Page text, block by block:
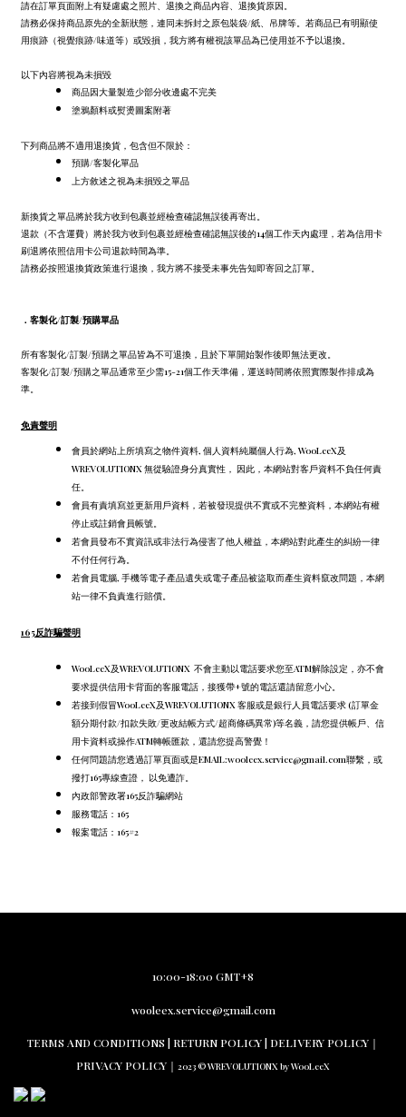
請在訂單頁面附上有疑慮處之照片、退換之商品內容、退換貨原因。
請務必保持商品原先的全新狀態，連同未拆封之原包裝袋/紙、吊牌等。若商品已有明顯使
用痕跡（視覺痕跡/味道等）或毀損，我方將有權視該單品為已使用並不予以退換。
以下內容將視為未損毀
商品因大量製造少部分收邊處不完美
塗鴉顏料或熨燙圖案附著
下列商品將不適用退換貨，包含但不限於：
預購/客製化單品
上方敘述之視為未損毀之單品
新換貨之單品將於我方收到包裹並經檢查確認無誤後再寄出。
退款（不含運費）將於我方收到包裹並經檢查確認無誤後的14個工作天內處理，若為信用卡
刷退將依照信用卡公司退款時間為準。
請務必按照退換貨政策進行退換，我方將不接受未事先告知即寄回之訂單。
． 客製化/訂製/預購單品
所有客製化/訂製/預購之單品皆為不可退換，且於下單開始製作後即無法更改。
客製化/訂製/預購之單品通常至少需15-21個工作天準備，運送時間將依照實際製作排成為
準。
免責聲明
會員於網站上所填寫之物件資料, 個人資料純屬個人行為, WooLeeX及
WREVOLUTIONX 無從驗證身分真實性， 因此，本網站對客戶資料不負任何責
任。
會員有責填寫並更新用戶資料，若被發現提供不實或不完整資料，本網站有權
停止或註銷會員帳號。
若會員發布不實資訊或非法行為侵害了他人權益，本網站對此產生的糾紛一律
不付任何行為。
若會員電腦, 手機等電子產品遺失或電子產品被盜取而產生資料竄改問題，本網
站一律不負責進行賠償。
165反詐騙聲明
WooLeeX及WREVOLUTIONX 不會主動以電話要求您至ATM解除設定， 亦不會
要求提供信用卡背面的客服電話， 接獲帶+號的電話還請留意小心。
若接到假冒WooLeeX及WREVOLUTIONX 客服或是銀行人員電話要求 (訂單金
額分期付款/扣款失敗/更改結帳方式/超商條碼異常)等名義，請您提供帳戶、信
用卡資料或操作ATM轉帳匯款，還請您提高警覺！
任何問題請您透過訂單頁面或是EMAIL:wooleex.service@gmail.com聯繫，或
撥打165專線查證， 以免遭詐。
內政部警政署165反詐騙網站
服務電話：165
報案電話：165#2
10:00-18:00 GMT+8
wooleex.service@gmail.com
TERMS AND CONDITIONS | RETURN POLICY | DELIVERY POLICY｜
PRIVACY POLICY ｜ 2023 © WREVOLUTIONX by WooLeeX